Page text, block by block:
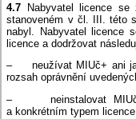
4.7 Nabyvatel licence se
stanoveném v čl. III. této
nabyl. Nabyvatel licence
licence a dodržovat
– neužívat MIUč+ ani
rozsah oprávnění
– neinstalovat MIUč+
a konkrétním typem